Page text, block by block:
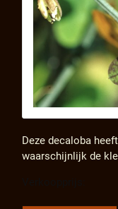
Deze decaloba
waarschijnlijk de